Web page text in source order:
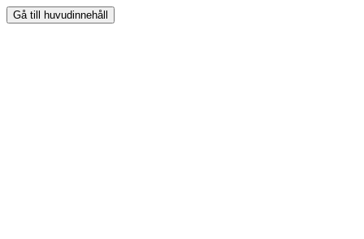
Gå till huvudinnehåll